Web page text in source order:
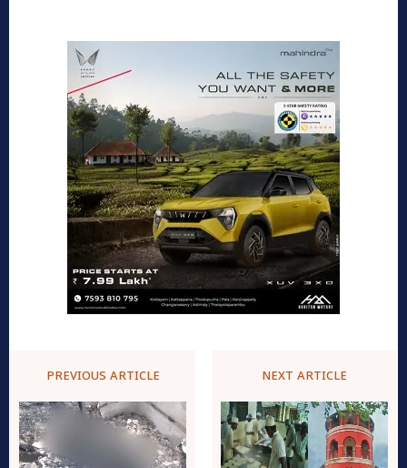
PREVIOUS ARTICLE NEXT ARTICLE